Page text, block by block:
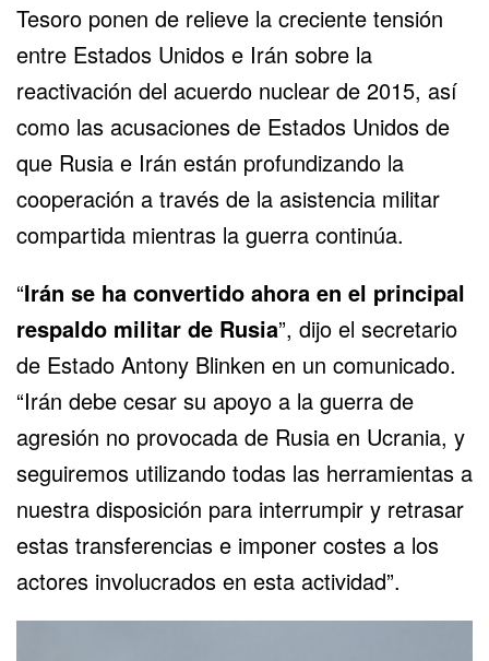
Tesoro ponen de relieve la creciente tensión
entre Estados Unidos e Irán sobre la
reactivación del acuerdo nuclear de 2015, así
como las acusaciones de Estados Unidos de
que Rusia e Irán están profundizando la
cooperación a través de la asistencia militar
compartida mientras la guerra continúa.
“Irán se ha convertido ahora en el principal
respaldo militar de Rusia”, dijo el secretario
de Estado Antony Blinken en un comunicado.
“Irán debe cesar su apoyo a la guerra de
agresión no provocada de Rusia en Ucrania, y
seguiremos utilizando todas las herramientas a
nuestra disposición para interrumpir y retrasar
estas transferencias e imponer costes a los
actores involucrados en esta actividad”.